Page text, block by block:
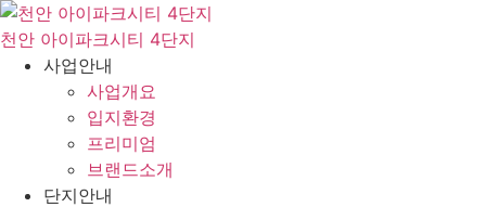
콘
텐
천안 아이파크시티 4단지
사업안내
사업개요
입지환경
프리미엄
브랜드소개
단지안내